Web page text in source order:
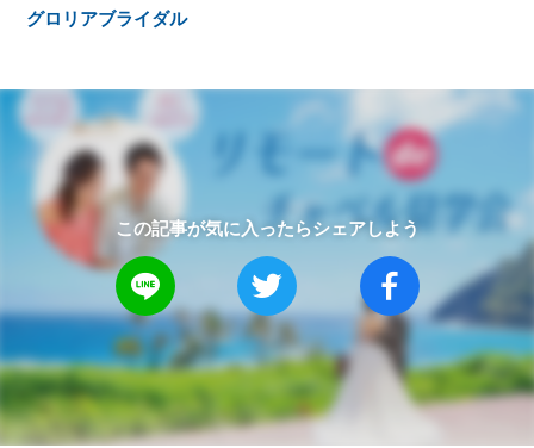
グロリアブライダル
この記事が気に入ったらシェアしよう